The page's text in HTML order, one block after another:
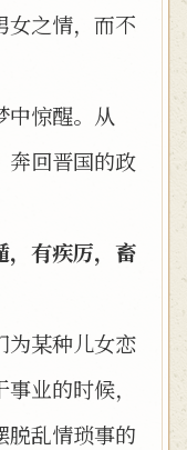
女之情，而不
中惊醒。从
奔回晋国的政
，有疾厉，畜
为某种儿女恋
业的时候，
脱乱情琐事的